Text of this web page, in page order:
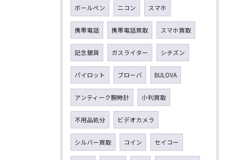
ボールペン ニコン スマホ
携帯電話 携帯電話買取 スマホ買取
記念銀貨 ガスライター シチズン
パイロット ブローバ BULOVA
アンティーク腕時計 小判買取
不用品処分 ビデオカメラ
シルバー買取 コイン セイコー